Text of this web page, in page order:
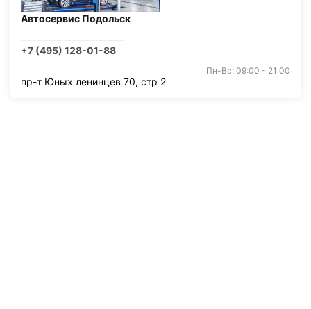
Автосервис Подольск
+7 (495) 128-01-88
Пн-Вс: 09:00 - 21:00
пр-т Юных ленинцев 70, стр 2